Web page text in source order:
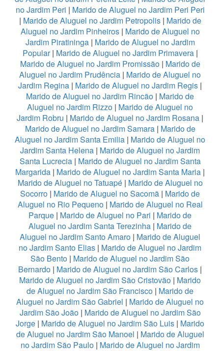
no Jardim Peri | Marido de Aluguel no Jardim Peri Peri
| Marido de Aluguel no Jardim Petropolis| Marido de
Aluguel no Jardim Pinheiros| Marido de Aluguel no
Jardim Piratininga| Marido de Aluguel no Jardim
Popular| Marido de Aluguel no Jardim Primavera|
Marido de Aluguel no Jardim Promissão| Marido de
Aluguel no Jardim Prudência | Marido de Aluguel no
Jardim Regina | Marido de Aluguel no Jardim Regis |
Marido de Aluguel no Jardim Rincão | Marido de
Aluguel no Jardim Rizzo | Marido de Aluguel no
Jardim Robru | Marido de Aluguel no Jardim Rosana |
Marido de Aluguel no Jardim Samara| Marido de
Aluguel no Jardim Santa Emilia | Marido de Aluguel no
Jardim Santa Helena | Marido de Aluguel no Jardim
Santa Lucrecia| Marido de Aluguel no Jardim Santa
Margarida | Marido de Aluguel no Jardim Santa Maria |
Marido de Aluguel no Tatuapé| Marido de Aluguel no
Socorro | Marido de Aluguel no Sacomã | Marido de
Aluguel no Rio Pequeno| Marido de Aluguel no Real
Parque | Marido de Aluguel no Pari | Marido de
Aluguel no Jardim Santa Terezinha | Marido de
Aluguel no Jardim Santo Amaro | Marido de Aluguel
no Jardim Santo Elias | Marido de Aluguel no Jardim
São Bento | Marido de Aluguel no Jardim São
Bernardo | Marido de Aluguel no Jardim São Carlos |
Marido de Aluguel no Jardim São Cristovão | Marido
de Aluguel no Jardim São Francisco | Marido de
Aluguel no Jardim São Gabriel | Marido de Aluguel no
Jardim São João| Marido de Aluguel no Jardim São
Jorge | Marido de Aluguel no Jardim São Luis | Marido
de Aluguel no Jardim São Manoel | Marido de Aluguel
no Jardim São Paulo| Marido de Aluguel no Jardim